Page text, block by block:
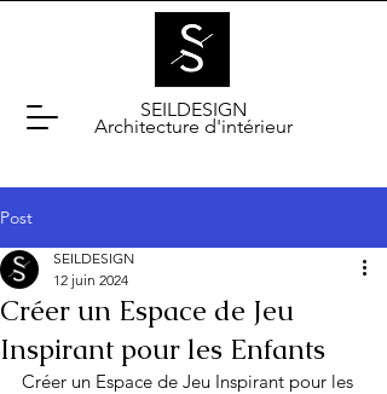
Architecture d'intérieur
SEILDESIGN
Post
Créer un Espace de Jeu
Inspirant pour les Enfants
SEILDESIGN
12 juin 2024
Créer un Espace de Jeu Inspirant pour les